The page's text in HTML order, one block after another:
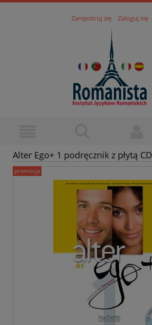
Zarejestruj się Zaloguj się
Alter Ego+ 1 podręcznik z płytą CD
promocja